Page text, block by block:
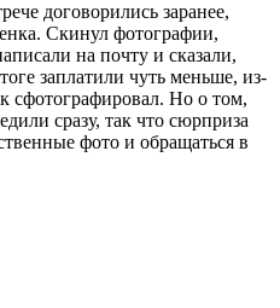
договорились заранее,
Скинул фотографии,
на почту и сказали,
заплатили чуть меньше, из-
сфотографировал. Но о том,
сразу, так что сюрприза
фото и обращаться в